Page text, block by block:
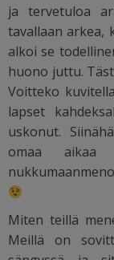
ja tervetuloa
tavallaan arkea,
alkoi se
huono juttu.
Voitteko
lapset
uskonut.
omaa aikaa
Miten teillä
Meillä on